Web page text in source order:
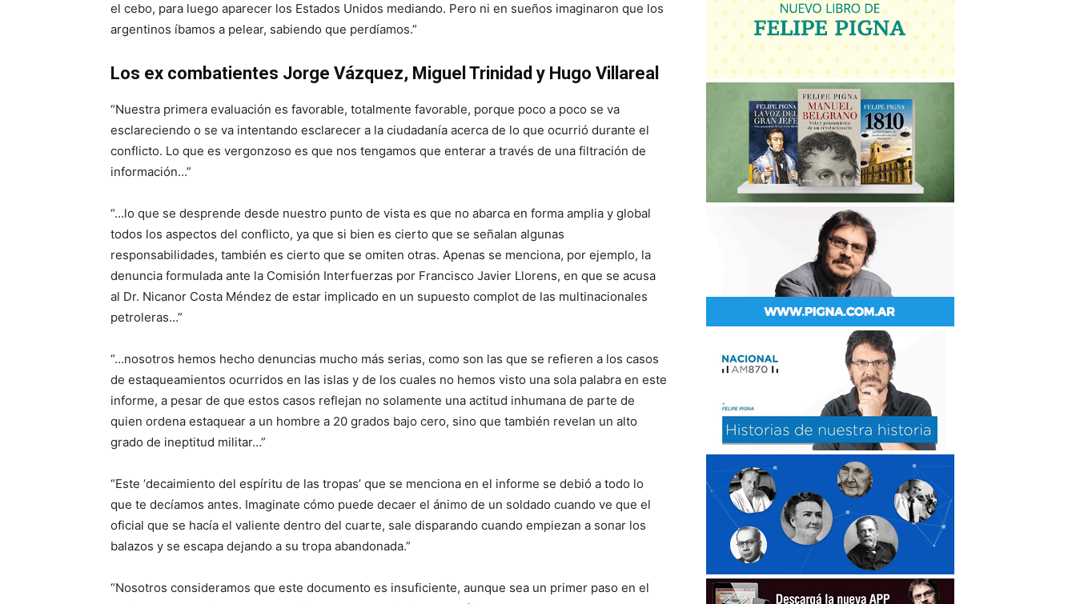
el cebo, para luego aparecer los Estados Unidos mediando. Pero ni en sueños imaginaron que los
argentinos íbamos a pelear, sabiendo que perdíamos.”
Los ex combatientes Jorge Vázquez, Miguel Trinidad y Hugo Villareal
“Nuestra primera evaluación es favorable, totalmente favorable, porque poco a poco se va
esclareciendo o se va intentando esclarecer a la ciudadanía acerca de lo que ocurrió durante el
conflicto. Lo que es vergonzoso es que nos tengamos que enterar a través de una filtración de
información…”
“…lo que se desprende desde nuestro punto de vista es que no abarca en forma amplia y global
todos los aspectos del conflicto, ya que si bien es cierto que se señalan algunas
responsabilidades, también es cierto que se omiten otras. Apenas se menciona, por ejemplo, la
denuncia formulada ante la Comisión Interfuerzas por Francisco Javier Llorens, en que se acusa
al Dr. Nicanor Costa Méndez de estar implicado en un supuesto complot de las multinacionales
petroleras…”
“…nosotros hemos hecho denuncias mucho más serias, como son las que se refieren a los casos
de estaqueamientos ocurridos en las islas y de los cuales no hemos visto una sola palabra en este
informe, a pesar de que estos casos reflejan no solamente una actitud inhumana de parte de
quien ordena estaquear a un hombre a 20 grados bajo cero, sino que también revelan un alto
grado de ineptitud militar…”
“Este ‘decaimiento del espíritu de las tropas’ que se menciona en el informe se debió a todo lo
que te decíamos antes. Imaginate cómo puede decaer el ánimo de un soldado cuando ve que el
oficial que se hacía el valiente dentro del cuarte, sale disparando cuando empiezan a sonar los
balazos y se escapa dejando a su tropa abandonada.”
“Nosotros consideramos que este documento es insuficiente, aunque sea un primer paso en el